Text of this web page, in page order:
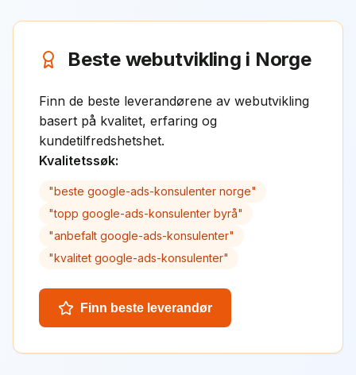
Beste webutvikling i Norge
Finn de beste leverandørene av webutvikling
basert på kvalitet, erfaring og
kundetilfredshetshet.
Kvalitetssøk:
"beste google-ads-konsulenter norge"
"topp google-ads-konsulenter byrå"
"anbefalt google-ads-konsulenter"
"kvalitet google-ads-konsulenter"
Finn beste leverandør